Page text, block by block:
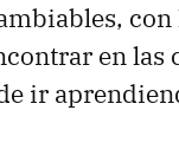
en las
ir